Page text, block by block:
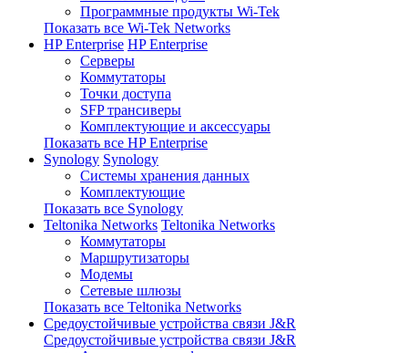
Программные продукты Wi-Tek
Показать все Wi-Tek Networks
HP Enterprise HP Enterprise
Серверы
Коммутаторы
Точки доступа
SFP трансиверы
Комплектующие и аксессуары
Показать все HP Enterprise
Synology Synology
Системы хранения данных
Комплектующие
Показать все Synology
Teltonika Networks Teltonika Networks
Коммутаторы
Маршрутизаторы
Модемы
Сетевые шлюзы
Показать все Teltonika Networks
Средоустойчивые устройства связи J&R
Средоустойчивые устройства связи J&R